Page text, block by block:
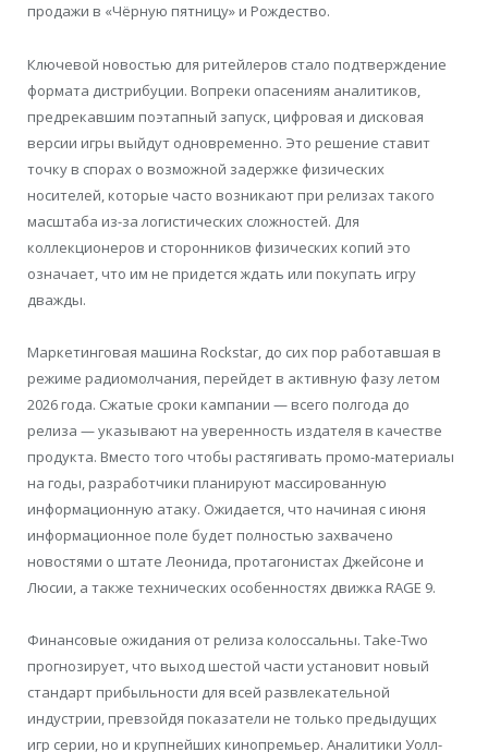
продажи в «Чёрную пятницу» и Рождество.
Ключевой новостью для ритейлеров стало подтверждение
формата дистрибуции. Вопреки опасениям аналитиков,
предрекавшим поэтапный запуск, цифровая и дисковая
версии игры выйдут одновременно. Это решение ставит
точку в спорах о возможной задержке физических
носителей, которые часто возникают при релизах такого
масштаба из-за логистических сложностей. Для
коллекционеров и сторонников физических копий это
означает, что им не придется ждать или покупать игру
дважды.
Маркетинговая машина Rockstar, до сих пор работавшая в
режиме радиомолчания, перейдет в активную фазу летом
2026 года. Сжатые сроки кампании — всего полгода до
релиза — указывают на уверенность издателя в качестве
продукта. Вместо того чтобы растягивать промо-материалы
на годы, разработчики планируют массированную
информационную атаку. Ожидается, что начиная с июня
информационное поле будет полностью захвачено
новостями о штате Леонида, протагонистах Джейсоне и
Люсии, а также технических особенностях движка RAGE 9.
Финансовые ожидания от релиза колоссальны. Take-Two
прогнозирует, что выход шестой части установит новый
стандарт прибыльности для всей развлекательной
индустрии, превзойдя показатели не только предыдущих
игр серии, но и крупнейших кинопремьер. Аналитики Уолл-